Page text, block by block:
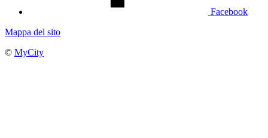
Facebook
Mappa del sito
© MyCity